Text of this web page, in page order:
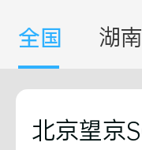
全国 湖南